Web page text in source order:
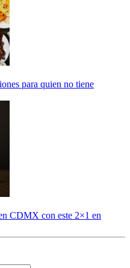
para quien no tiene
CDMX con este 2×1 en